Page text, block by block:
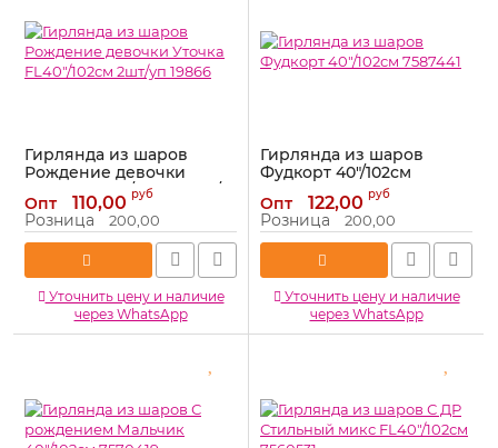
Гирлянда из шаров
Рождение девочки
Уточка FL40"/102см 2шт/
уп 19866
Артикул: 19866
Опт 110,00 руб
Розница 200,00
Уточнить цену и наличие
через WhatsApp
Гирлянда из шаров
Фудкорт 40"/102см
Артикул: 7587441
Опт 122,00 руб
Розница 200,00
Уточнить цену и наличие
через WhatsApp